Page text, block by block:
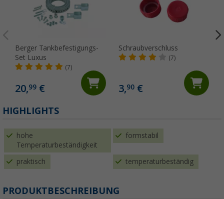
Berger Tankbefestigungs-
Set Luxus
(7)
20,99 €
Schraubverschluss
(7)
3,90€
HIGHLIGHTS
hohe
Temperaturbeständigkeit
formstabil
praktisch temperaturbeständig
PRODUKTBESCHREIBUNG